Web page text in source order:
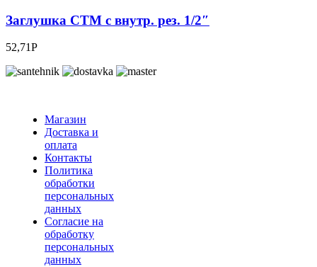
Заглушка СТМ с внутр. рез. 1/2″
52,71Р
Магазин
Доставка и
оплата
Контакты
Политика
обработки
персональных
данных
Согласие на
обработку
персональных
данных